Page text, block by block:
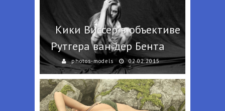
Кики Виссер в объективе
Рутгера ван дер Бента
photos-models 02.02.2015